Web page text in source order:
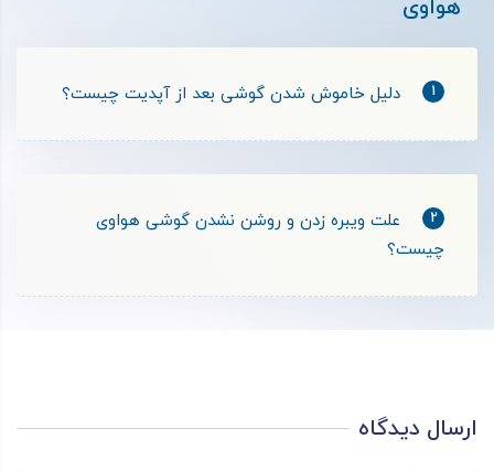
هواوی
1 دلیل خاموش شدن گوشی بعد از آپدیت چیست؟
2
علت ویبره زدن و روشن نشدن گوشی هواوی
چیست؟
ارسال دیدگاه